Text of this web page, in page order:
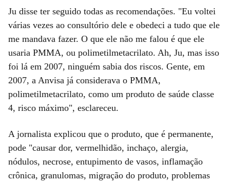
Ju disse ter seguido todas as recomendações. "Eu voltei
várias vezes ao consultório dele e obedeci a tudo que ele
me mandava fazer. O que ele não me falou é que ele
usaria PMMA, ou polimetilmetacrilato. Ah, Ju, mas isso
foi lá em 2007, ninguém sabia dos riscos. Gente, em
2007, a Anvisa já considerava o PMMA,
polimetilmetacrilato, como um produto de saúde classe
4, risco máximo", esclareceu.
A jornalista explicou que o produto, que é permanente,
pode "causar dor, vermelhidão, inchaço, alergia,
nódulos, necrose, entupimento de vasos, inflamação
crônica, granulomas, migração do produto, problemas